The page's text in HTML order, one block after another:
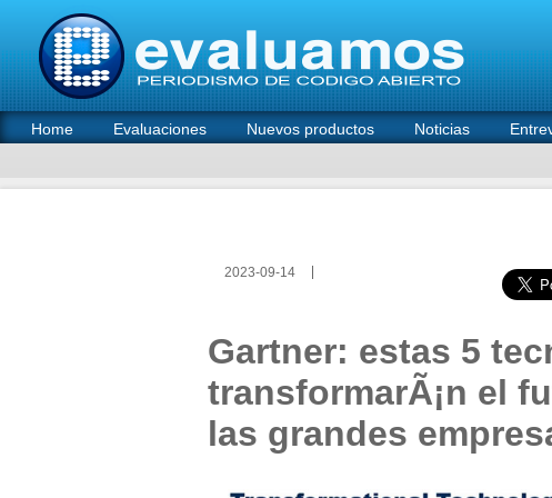
Home Evaluaciones Nuevos productos Noticias
2023-09-14
Gartner: estas 5
transformarÃ¡n el
las grandes